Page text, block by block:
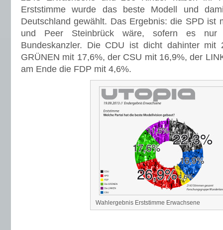
Erststimme wurde das beste Modell und
Deutschland gewählt. Das Ergebnis: die SPD ist
und Peer Steinbrück wäre, sofern es
Bundeskanzler. Die CDU ist dicht dahinter mit
GRÜNEN mit 17,6%, der CSU mit 16,9%, der
am Ende die FDP mit 4,6%.
Wahlergebnis Erststimme Erwachsene